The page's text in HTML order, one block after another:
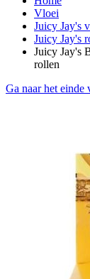
Vloei
Juicy Jay's
Juicy Jay's
Juicy Jay's
rollen
Ga naar het einde